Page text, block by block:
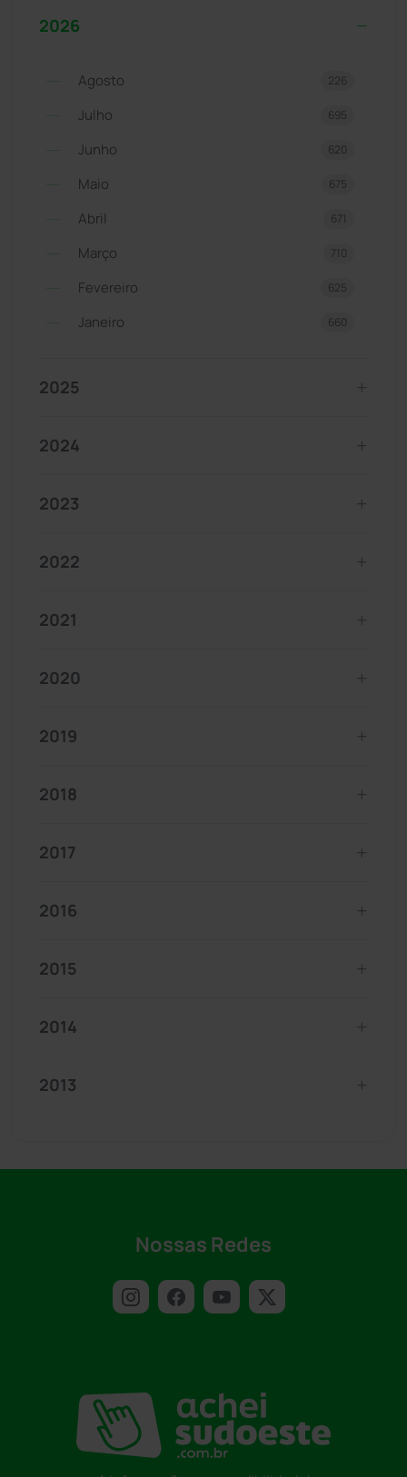
2026
Agosto 226
Julho 695
Junho 620
Maio 675
Abril 671
Março 710
Fevereiro 625
Janeiro 660
2025
2024
2023
2022
2021
2020
2019
2018
2017
2016
2015
2014
2013
Nossas Redes